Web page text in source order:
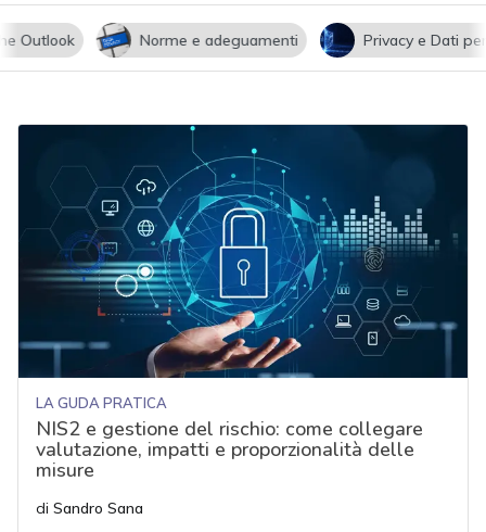
Norme e adeguamenti Privacy e Dati
LA GUDA PRATICA
NIS2 e gestione del rischio: come collegare
valutazione, impatti e proporzionalità delle
misure
di Sandro Sana